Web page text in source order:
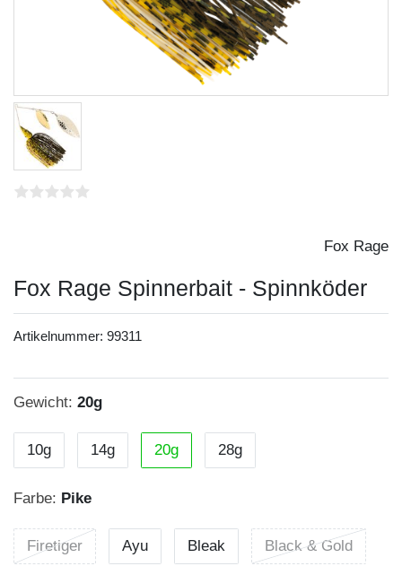
Fox Rage
Fox Rage Spinnerbait - Spinnköder
Artikelnummer: 99311
Gewicht: 20g
10g 14g 20g 28g
Farbe: Pike
Firetiger Ayu Bleak Black & Gold